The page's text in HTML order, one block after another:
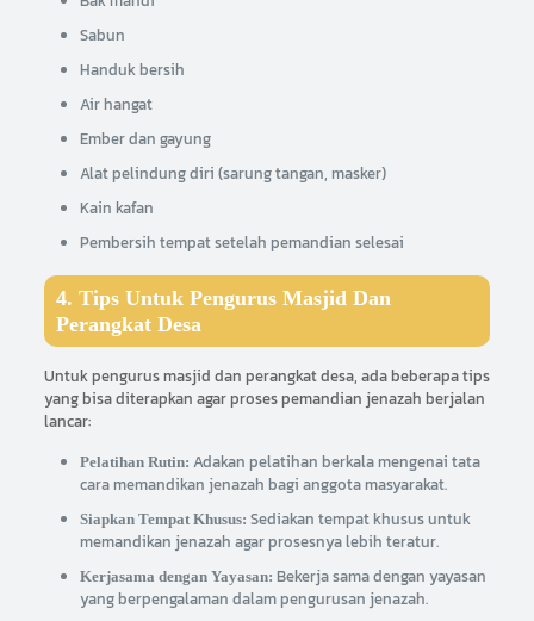
Sabun
Handuk bersih
Air hangat
Ember dan gayung
Alat pelindung diri (sarung tangan, masker)
Kain kafan
Pembersih tempat setelah pemandian selesai
4. Tips Untuk Pengurus Masjid Dan
Perangkat Desa
Untuk pengurus masjid dan perangkat desa, ada beberapa tips
yang bisa diterapkan agar proses pemandian jenazah berjalan
lancar:
Pelatihan Rutin: Adakan pelatihan berkala mengenai tata
cara memandikan jenazah bagi anggota masyarakat.
Siapkan Tempat Khusus: Sediakan tempat khusus untuk
memandikan jenazah agar prosesnya lebih teratur.
Kerjasama dengan Yayasan: Bekerja sama dengan yayasan
yang berpengalaman dalam pengurusan jenazah.